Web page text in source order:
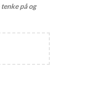
på og